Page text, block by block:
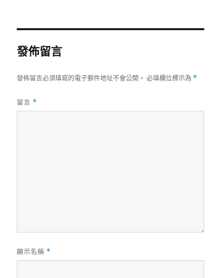
發佈留言
發佈留言必須填寫的電子郵件地址不會公開。 必填欄位標示為 *
留言 *
顯示名稱 *